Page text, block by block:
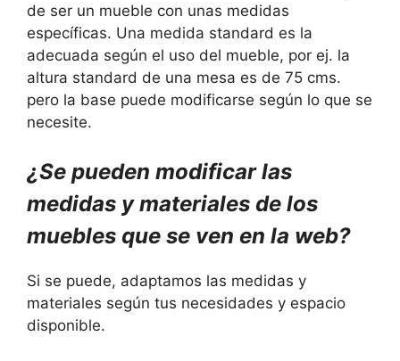
de ser un mueble con unas medidas
específicas. Una medida standard es la
adecuada según el uso del mueble, por ej. la
altura standard de una mesa es de 75 cms.
pero la base puede modificarse según lo que se
necesite.
¿Se pueden modificar las
medidas y materiales de los
muebles que se ven en la web?
Si se puede, adaptamos las medidas y
materiales según tus necesidades y espacio
disponible.